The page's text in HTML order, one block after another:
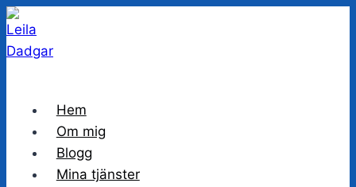
Skip
to
content
Hem
Om mig
Blogg
Mina tjänster